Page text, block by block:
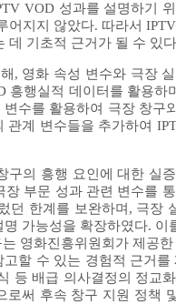
VOD 성과를 설명하기
지지 않았다. 따라서
데 기초적 근거가 될 수 있
, 영화 속성 변수와 극장
행실적 데이터를 활용하
수를 활용하여 극장 창구
계 변수들을 추가하여
의 흥행 요인에 대한 실
부문 성과 관련 변수를
던 한계를 보완하며, 극장
가능성을 확장하였다.
영화진흥위원회가 제공
할 수 있는 경험적 근거
등 배급 의사결정의 정교
써 후속 창구 지원 정책